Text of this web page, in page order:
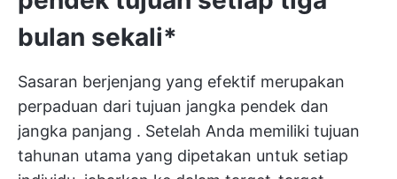
bulan sekali*
Sasaran berjenjang yang efektif merupakan
perpaduan dari tujuan jangka pendek dan
jangka panjang . Setelah Anda memiliki tujuan
tahunan utama yang dipetakan untuk setiap